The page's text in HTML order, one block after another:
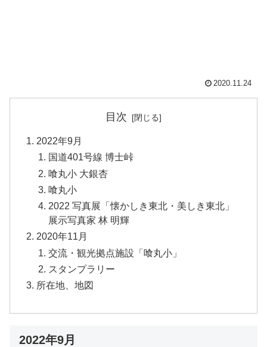
2020.11.24
目次
2022年9月
国道401号線 博士峠
喰丸小 大銀杏
喰丸小
2022 写真展「懐かしき東北・美しき東北」
展示写真家 林 明輝
2020年11月
交流・観光拠点施設「喰丸小」
スタンプラリー
所在地、地図
2022年9月